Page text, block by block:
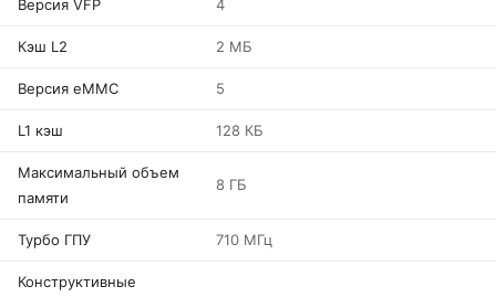
Версия VFP 4
Кэш L2 2 МБ
Версия eMMC 5
L1 кэш 128 КБ
Максимальный объем
памяти
8 ГБ
Турбо ГПУ 710 МГц
Конструктивные